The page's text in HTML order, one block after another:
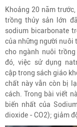
Khoảng 20 năm
trồng thủy sản lớn
sodium bicarbonate
của những người nuôi
cho ngành nuôi
đó, việc sử dụng
cập trong sách giáo
chất này vẫn còn bị
cách. Trong bài viết
biến nhất của
dioxide - CO2); giảm